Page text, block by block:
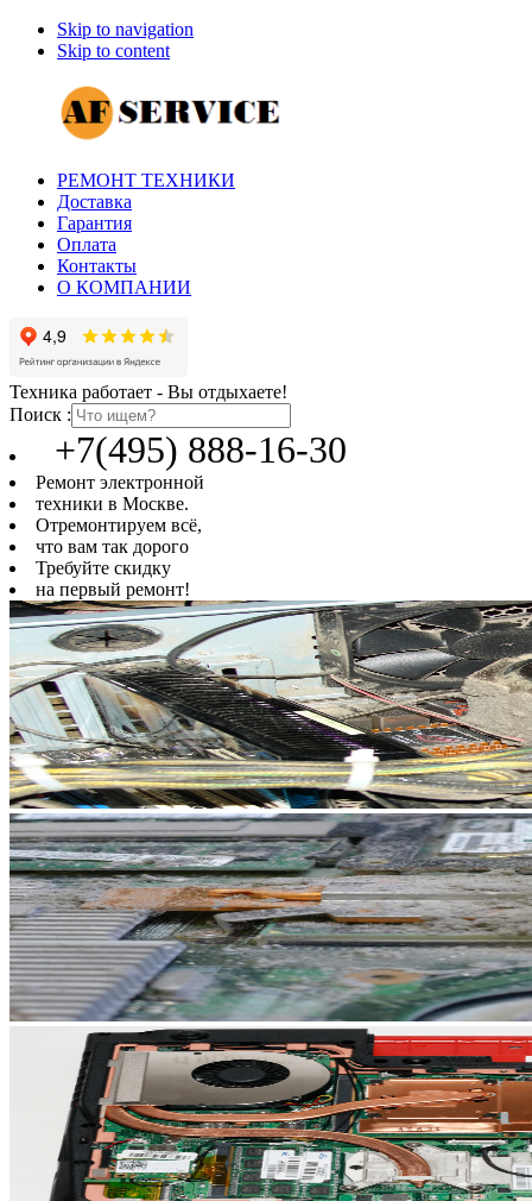
Skip to navigation
Skip to content
РЕМОНТ ТЕХНИКИ
Доставка
Гарантия
Оплата
Контакты
О КОМПАНИИ
Техника работает - Вы отдыхаете!
Поиск :
+7(495) 888-16-30
Ремонт электронной
техники в Москве.
Отремонтируем всё,
что вам так дорого
Требуйте скидку
на первый ремонт!